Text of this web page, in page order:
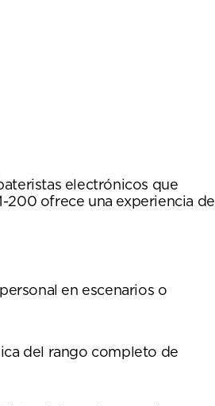
electrónicos que
200 ofrece una experiencia de
en escenarios o
del rango completo de